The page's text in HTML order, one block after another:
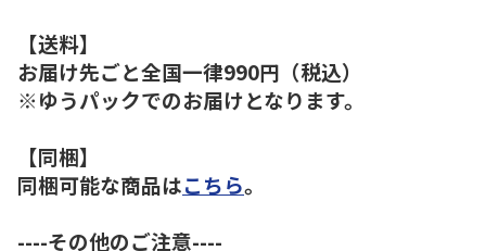
【送料】
お届け先ごと全国一律990円（税込）
※ゆうパックでのお届けとなります。
【同梱】
同梱可能な商品はこちら。
----その他のご注意----